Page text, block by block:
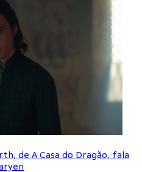
de A Casa do Dragão, fala